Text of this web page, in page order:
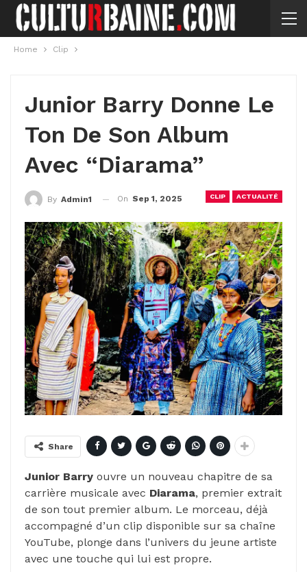
Home Clip
Junior Barry Donne Le
Ton De Son Album
Avec “Diarama”
CLIP ACTUALITÉ
By Admin1 On Sep 1, 2025
Share
Junior Barry ouvre un nouveau chapitre de sa
carrière musicale avec Diarama, premier extrait
de son tout premier album. Le morceau, déjà
accompagné d’un clip disponible sur sa chaîne
YouTube, plonge dans l’univers du jeune artiste
avec une touche qui lui est propre.